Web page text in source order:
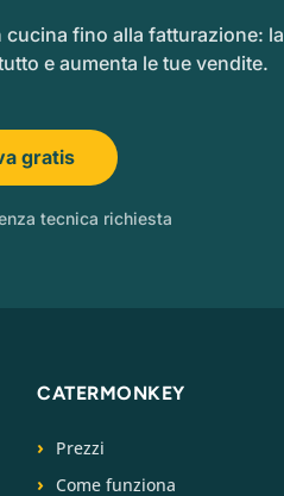
fino alla fatturazione:
e aumenta le tue vendite.
gratis
tecnica richiesta
CATERMONKEY
Prezzi
Come funziona